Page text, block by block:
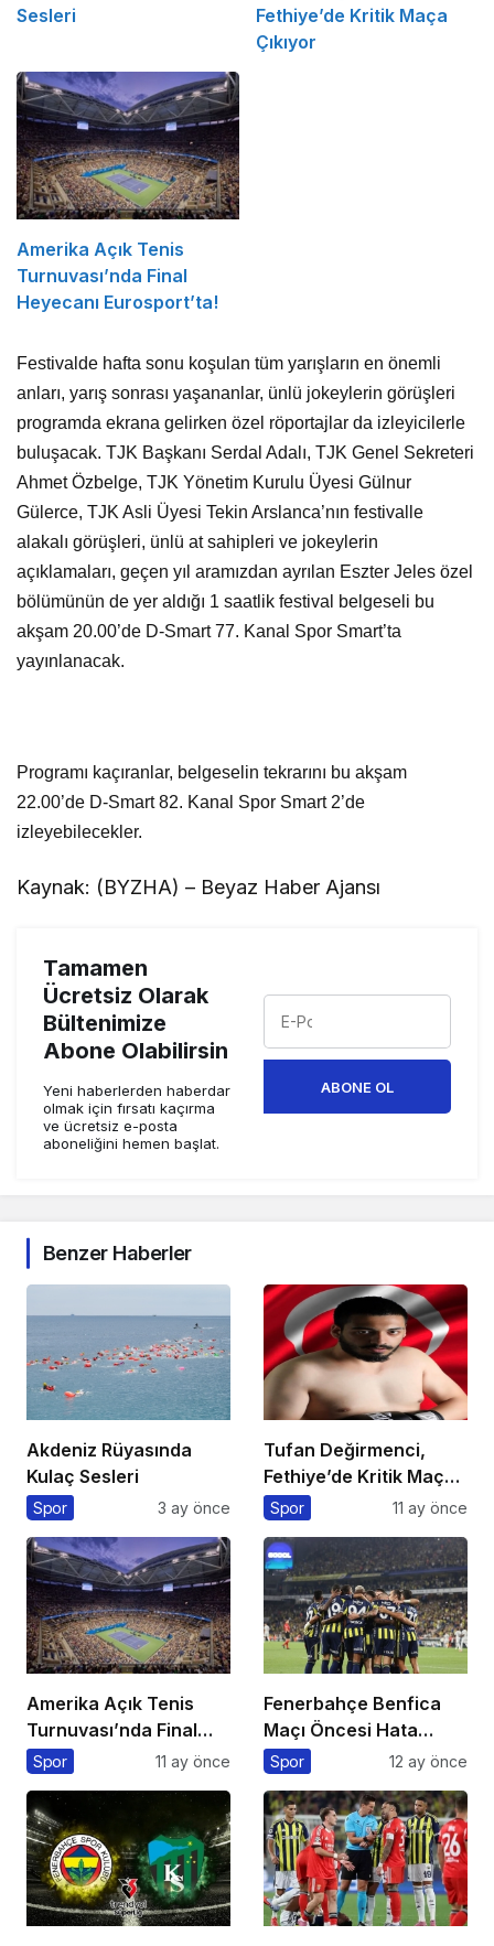
Sesleri
Fethiye’de Kritik Maça
Çıkıyor
Amerika Açık Tenis
Turnuvası’nda Final
Heyecanı Eurosport’ta!
Festivalde hafta sonu koşulan tüm yarışların en önemli
anları, yarış sonrası yaşananlar, ünlü jokeylerin görüşleri
programda ekrana gelirken özel röportajlar da izleyicilerle
buluşacak. TJK Başkanı Serdal Adalı, TJK Genel Sekreteri
Ahmet Özbelge, TJK Yönetim Kurulu Üyesi Gülnur
Gülerce, TJK Asli Üyesi Tekin Arslanca’nın festivalle
alakalı görüşleri, ünlü at sahipleri ve jokeylerin
açıklamaları, geçen yıl aramızdan ayrılan Eszter Jeles özel
bölümünün de yer aldığı 1 saatlik festival belgeseli bu
akşam 20.00’de D-Smart 77. Kanal Spor Smart’ta
yayınlanacak.
Programı kaçıranlar, belgeselin tekrarını bu akşam
22.00’de D-Smart 82. Kanal Spor Smart 2’de
izleyebilecekler.
Kaynak: (BYZHA) – Beyaz Haber Ajansı
Tamamen
Ücretsiz Olarak
Bültenimize
Abone Olabilirsin
Yeni haberlerden haberdar
olmak için fırsatı kaçırma
ve ücretsiz e-posta
aboneliğini hemen başlat.
ABONE OL
Benzer Haberler
Akdeniz Rüyasında
Kulaç Sesleri
Spor 3 ay önce
Tufan Değirmenci,
Fethiye’de Kritik Maça
Çıkıyor
Spor 11 ay önce
Amerika Açık Tenis
Turnuvası’nda Final
Heyecanı Eurosport’ta!
Spor 11 ay önce
Fenerbahçe Benfica
Maçı Öncesi Hata
Yapmadı
Spor 12 ay önce